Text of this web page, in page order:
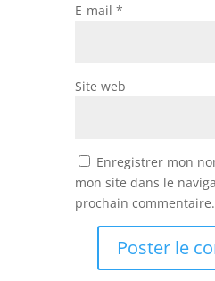
E-mail *
Site web
Enregistrer mon
mon site dans le
prochain commentaire.